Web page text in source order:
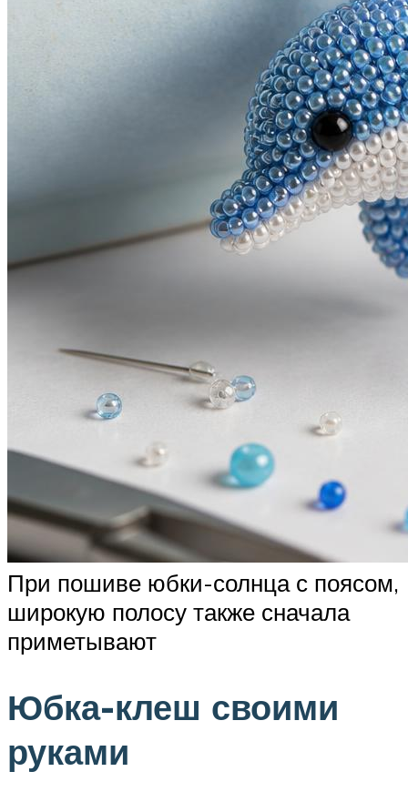
При пошиве юбки-солнца с поясом,
широкую полосу также сначала
приметывают
Юбка-клеш своими
руками